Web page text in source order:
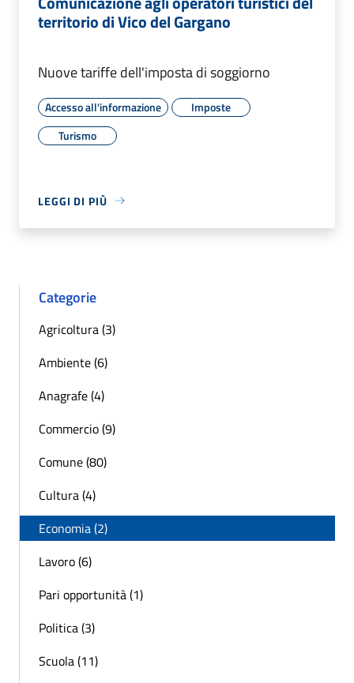
territorio di Vico del Gargano
Nuove tariffe dell'imposta di soggiorno
Accesso all'informazione
Imposte
Turismo
LEGGI DI PIÙ
Categorie
Agricoltura (3)
Ambiente (6)
Anagrafe (4)
Commercio (9)
Comune (80)
Cultura (4)
Economia (2)
Lavoro (6)
Pari opportunità (1)
Politica (3)
Scuola (11)